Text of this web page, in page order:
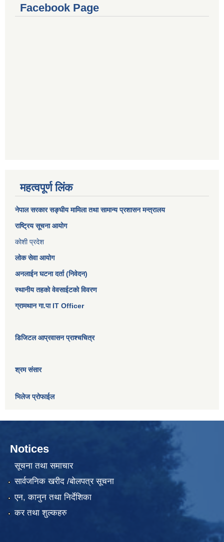
Facebook Page
महत्वपूर्ण लिंक
नेपाल सरकारसङ्घीय मामिला तथा सामान्य प्रशासन मन्त्रालय
राष्ट्रिय सूचना आयोग
कोशी प्रदेश
लोक सेवा आयोग
अनलाईन घटना दर्ता (निवेदन)
स्थानीय तहको वेवसाईटको विवरण
ग्रामथान गा.पा IT Officer
डिजिटल आप्रवासन प्राश्चचित्र
श्रम संसार
भिलेज प्रोफाईल
Notices
सूचना तथा समाचार
सार्वजनिक खरीद /बोलपत्र सूचना
एन, कानुन तथा निर्देशिका
कर तथा शुल्कहरु